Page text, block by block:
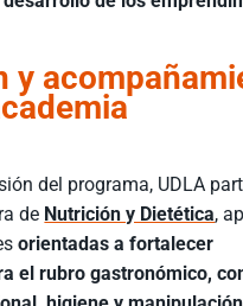
y
del programa, UDLA
de Nutrición y Dietética,
orientadas a fortalecer
el rubro gastronómico,